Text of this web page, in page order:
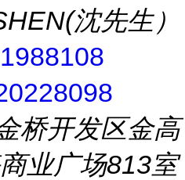
沈先生）
桥开发区金高
业广场813室